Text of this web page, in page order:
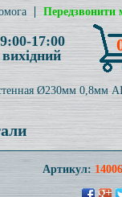
Передзвонити
17:00
Ø230мм 0,8мм
Артикул: